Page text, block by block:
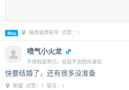
Blog 陕西省西安市 点赞：1
喷气小火龙
不用假装努力，结局不会陪你演戏
快要结婚了，还有很多没准备
新疆 点赞：1 留言：1